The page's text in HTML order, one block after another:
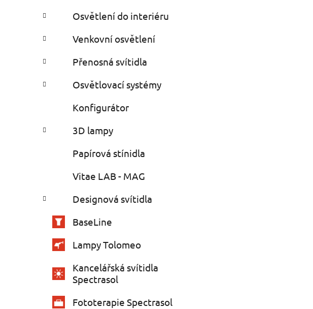
Osvětlení do interiéru
Venkovní osvětlení
Přenosná svítidla
Osvětlovací systémy
Konfigurátor
3D lampy
Papírová stínidla
Vitae LAB - MAG
Designová svítidla
BaseLine
Lampy Tolomeo
Kancelářská svítidla
Spectrasol
Fototerapie Spectrasol